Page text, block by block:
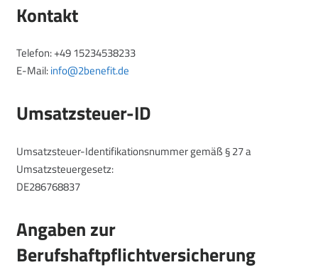
Kontakt
Telefon: +49 15234538233
E-Mail:info@2benefit.de
Umsatzsteuer-ID
Umsatzsteuer-Identifikationsnummer gemäß § 27 a
Umsatzsteuergesetz:
DE286768837
Angaben zur
Berufshaftpflichtversicherung